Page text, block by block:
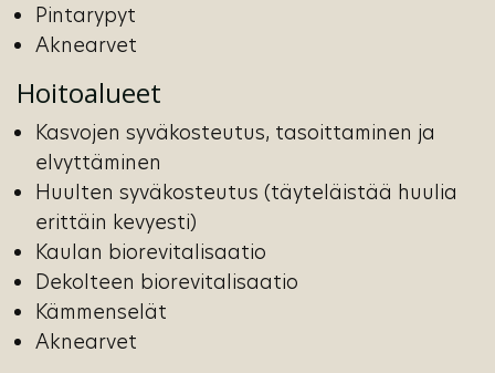
Pintarypyt
Aknearvet
Hoitoalueet
Kasvojen syväkosteutus, tasoittaminen ja
elvyttäminen
Huulten syväkosteutus (täyteläistää huulia
erittäin kevyesti)
Kaulan biorevitalisaatio
Dekolteen biorevitalisaatio
Kämmenselät
Aknearvet